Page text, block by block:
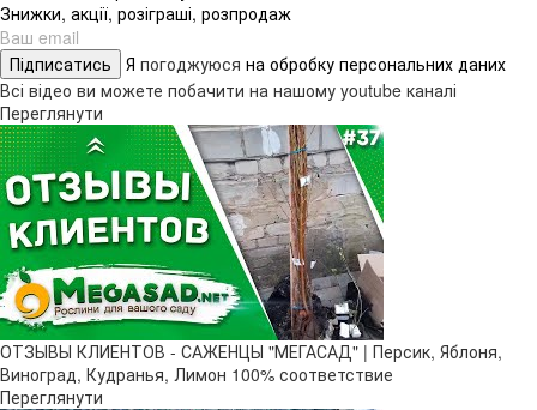
Знижки, акції, розіграші, розпродаж
Підписатись Я погоджуюся на обробку персональних даних
Всі відео ви можете побачити на нашому youtube каналі
Переглянути
ОТЗЫВЫ КЛИЕНТОВ - САЖЕНЦЫ "МЕГАСАД" | Персик, Яблоня,
Виноград, Кудранья, Лимон 100% соответствие
Переглянути